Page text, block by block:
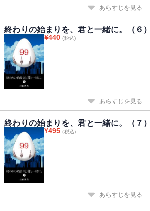
あらすじを見る
終わりの始まりを、君と一緒に。（６）
¥440 (税込)
あらすじを見る
終わりの始まりを、君と一緒に。（７）
¥495 (税込)
あらすじを見る